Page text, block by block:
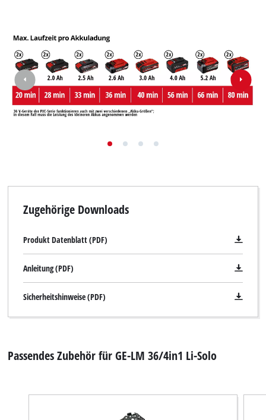
Zugehörige Downloads
Produkt Datenblatt (PDF)
Anleitung (PDF)
Sicherheitshinweise (PDF)
Passendes Zubehör für GE-LM 36/4in1 Li-Solo